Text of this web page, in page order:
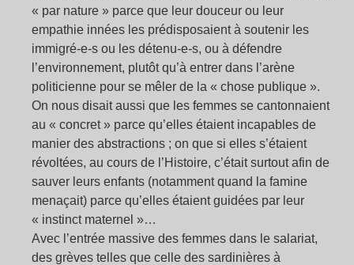
« par nature » parce que leur douceur ou leur
empathie innées les prédisposaient à soutenir les
immigré-e-s ou les détenu-e-s, ou à défendre
l’environnement, plutôt qu’à entrer dans l’arène
politicienne pour se mêler de la « chose publique ».
On nous disait aussi que les femmes se cantonnaient
au « concret » parce qu’elles étaient incapables de
manier des abstractions ; on que si elles s’étaient
révoltées, au cours de l’Histoire, c’était surtout afin de
sauver leurs enfants (notamment quand la famine
menaçait) parce qu’elles étaient guidées par leur
« instinct maternel »…
Avec l’entrée massive des femmes dans le salariat,
des grèves telles que celle des sardinières à